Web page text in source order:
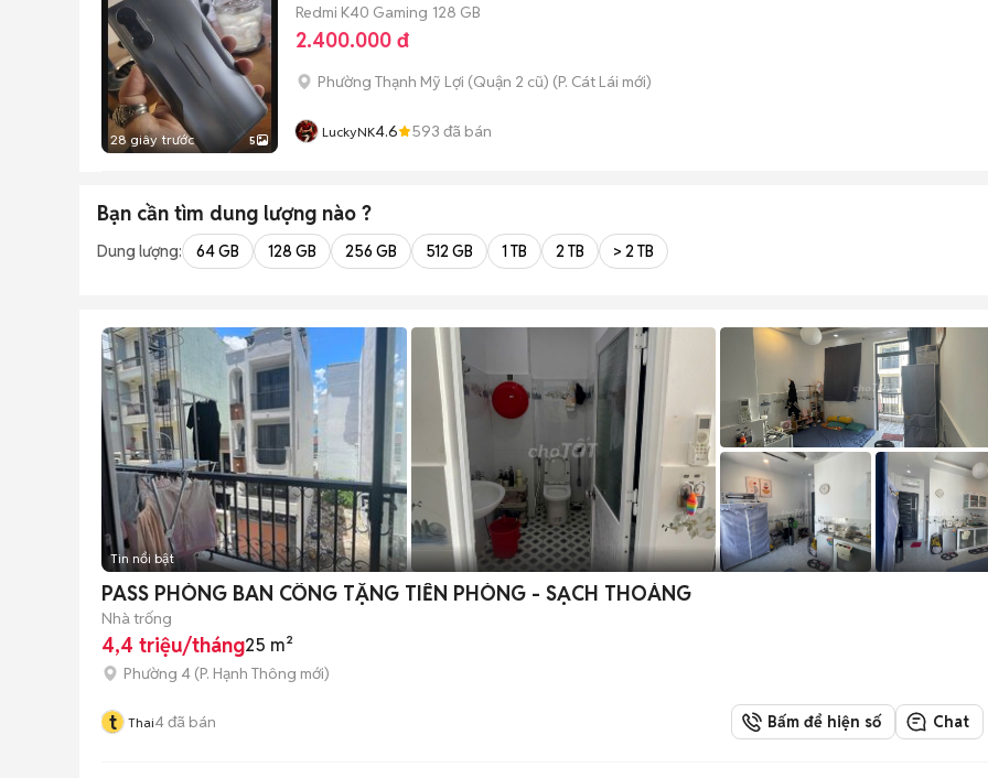
28 giây trước 5
Redmi K40 Gaming 128 GB
2.400.000 đ
Phường Thạnh Mỹ Lợi (Quận 2 cũ) (P. Cát Lái mới)
LuckyNK4.6 593 đã bán
Bạn cần tìm dung lượng nào ?
Dung lượng: 64 GB 128 GB 256 GB 512 GB 1 TB 2 TB > 2 TB
Tin nổi bật
PASS PHÒNG BAN CÔNG TẶNG TIỀN PHÒNG - SẠCH THOÁNG
Nhà trống
4,4 triệu/tháng25 m²
Phường 4 (P. Hạnh Thông mới)
t Thai4đã bán Bấm để hiện số Chat